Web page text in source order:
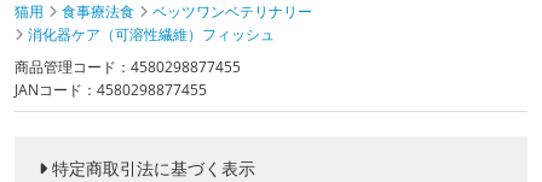
猫用 食事療法食
ベッツワンベテリナリー
消化器ケア（可溶性繊維）フィッシュ
商品管理コード：4580298877455
JANコード：4580298877455
特定商取引法に基づく表示